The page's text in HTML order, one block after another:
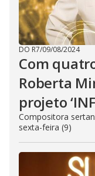
DO R7/09/08/2024
Com
Roberta
projeto
Compositora
sexta-feira (9)